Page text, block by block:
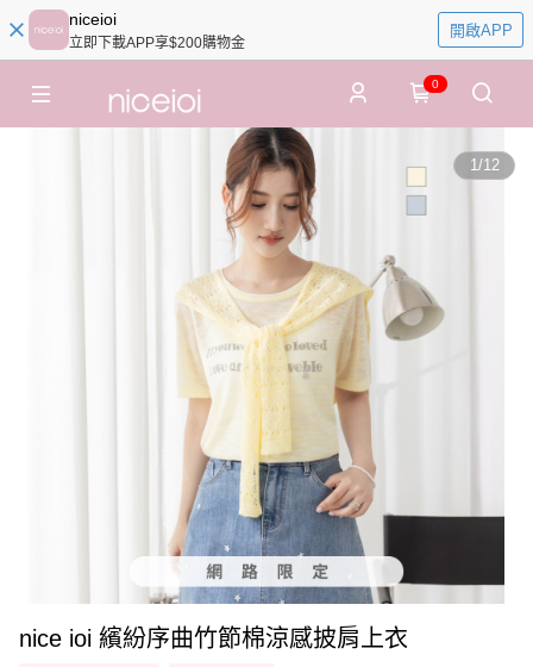
niceioi
立即下載APP享$200購物金
開啟APP
0
1/12
nice ioi 繽紛序曲竹節棉涼感披肩上衣